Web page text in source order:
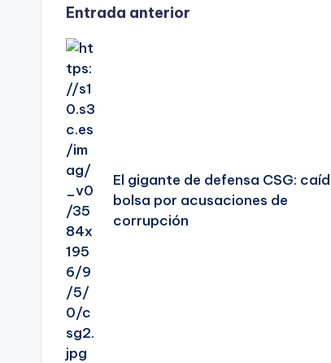
Navegación
de
entradas
Entrada anterior
El gigante de defensa CSG:
bolsa por acusaciones de
corrupción